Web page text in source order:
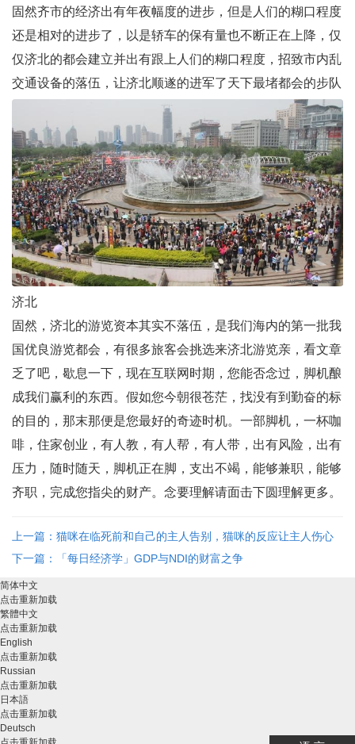
固然齐市的经济出有年夜幅度的进步，但是人们的糊口程度
还是相对的进步了，以是轿车的保有量也不断正在上降，仅
仅济北的都会建立并出有跟上人们的糊口程度，招致市内乱
交通设备的落伍，让济北顺遂的进军了天下最堵都会的步队
济北
固然，济北的游览资本其实不落伍，是我们海内的第一批我
国优良游览都会，有很多旅客会挑选来济北游览亲，看文章
乏了吧，歇息一下，现在互联网时期，您能否念过，脚机酿
成我们赢利的东西。假如您今朝很苍茫，找没有到勤奋的标
的目的，那末那便是您最好的奇迹时机。一部脚机，一杯咖
啡，住家创业，有人教，有人帮，有人带，出有风险，出有
压力，随时随天，脚机正在脚，支出不竭，能够兼职，能够
齐职，完成您指尖的财产。念要理解请面击下圆理解更多。
上一篇：猫咪在临死前和自己的主人告别，猫咪的反应让主人伤心
的哭泣！ ...
下一篇：「每日经济学」GDP与NDI的财富之争
简体中文
点击重新加载
繁體中文
点击重新加载
English
点击重新加载
Russian
点击重新加载
日本語
点击重新加载
Deutsch